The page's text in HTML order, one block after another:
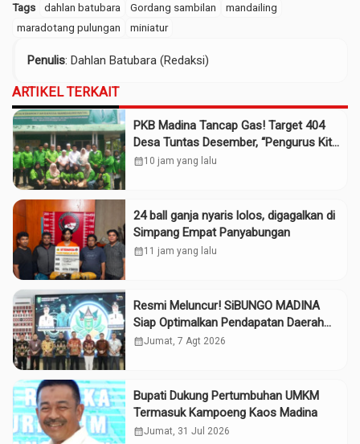
Tags dahlan batubara Gordang sambilan
mandailing
maradotang pulungan
miniatur
Penulis: Dahlan Batubara (Redaksi)
ARTIKEL TERKAIT
PKB Madina Tancap Gas! Target 404
Desa Tuntas Desember, “Pengurus Kita
Adalah Tokoh”
calendar_month10 jam yang lalu
24 ball ganja nyaris lolos, digagalkan di
Simpang Empat Panyabungan
calendar_month11 jam yang lalu
Resmi Meluncur! SiBUNGO MADINA
Siap Optimalkan Pendapatan Daerah
Madina
calendar_monthJumat, 7 Agt 2026
Bupati Dukung Pertumbuhan UMKM
Termasuk Kampoeng Kaos Madina
calendar_monthJumat, 31 Jul 2026